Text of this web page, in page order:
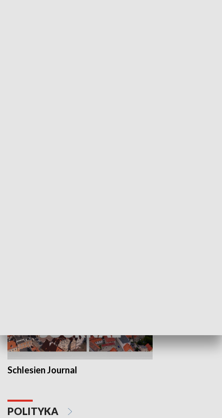
Schlesien Journal
POLITYKA